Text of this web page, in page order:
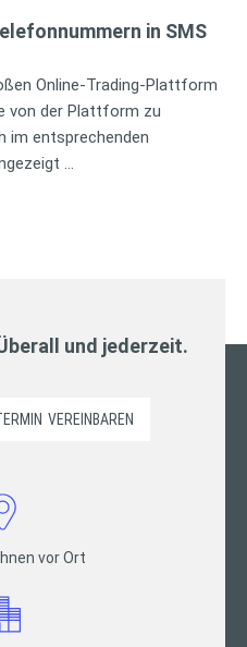
in SMS
Online-Trading-Plattform
von der Plattform zu
im entsprechenden
…
und jederzeit.
VEREINBAREN
vor Ort